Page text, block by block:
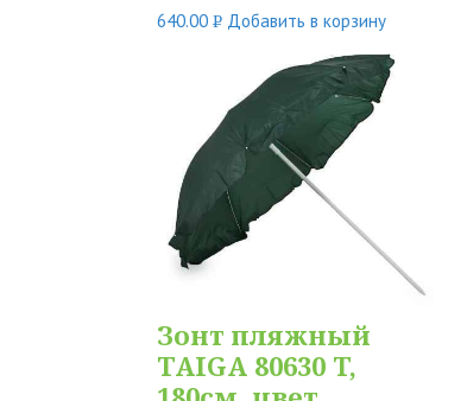
640.00 Р Добавить в корзину
Зонт пляжный
TAIGA 80630 T,